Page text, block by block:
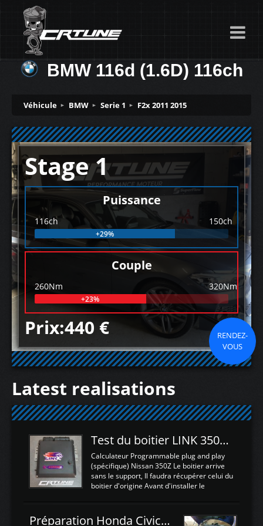
BMW 116d (1.6D) 116ch
Véhicule BMW Serie 1 F2x 2011 2015
Stage 1
Puissance
116ch 150ch
+29%
Couple
260Nm 320Nm
+23%
Prix:440 €
RENDEZ-
VOUS
Latest realisations
Test du boitier LINK 350Z Plugin ECU
Calculateur Programmable plug and play
(spécifique) Nissan 350Z Le boitier arrive
sans le support, Il faudra récupérer celui du
boitier d'origine Avant d'installer le
d'envoyer l'information de la large bande
Préparation Honda Civic Type R FK2